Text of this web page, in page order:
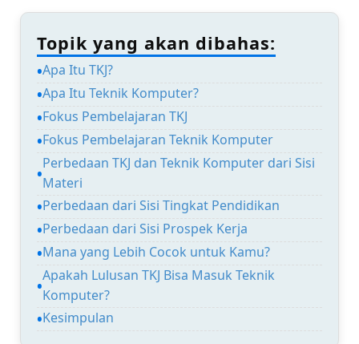
Topik yang akan dibahas:
Apa Itu TKJ?
Apa Itu Teknik Komputer?
Fokus Pembelajaran TKJ
Fokus Pembelajaran Teknik Komputer
Perbedaan TKJ dan Teknik Komputer dari Sisi
Materi
Perbedaan dari Sisi Tingkat Pendidikan
Perbedaan dari Sisi Prospek Kerja
Mana yang Lebih Cocok untuk Kamu?
Apakah Lulusan TKJ Bisa Masuk Teknik
Komputer?
Kesimpulan